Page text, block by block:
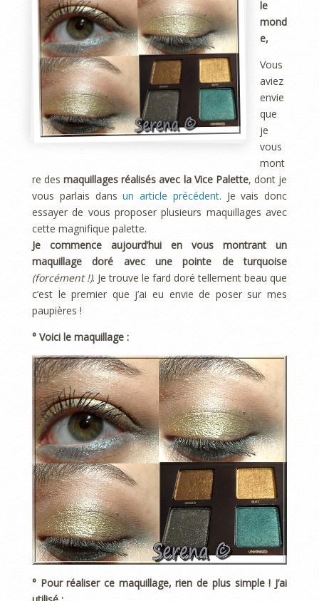
le
mond
e,
Vous
aviez
envie
que
je
vous
mont
re desmaquillages réalisés avec la Vice Palette, dont je
vous parlais dansun article précédent. Je vais donc
essayer de vous proposer plusieurs maquillages avec
cette magnifique palette.
Je commence aujourd’hui en vous montrant un
maquillage doré avec une pointe de turquoise
(forcément !). Je trouve le fard doré tellement beau que
c’est le premier que j’ai eu envie de poser sur mes
paupières !
° Voici le maquillage :
° Pour réaliser ce maquillage, rien de plus simple ! J’ai